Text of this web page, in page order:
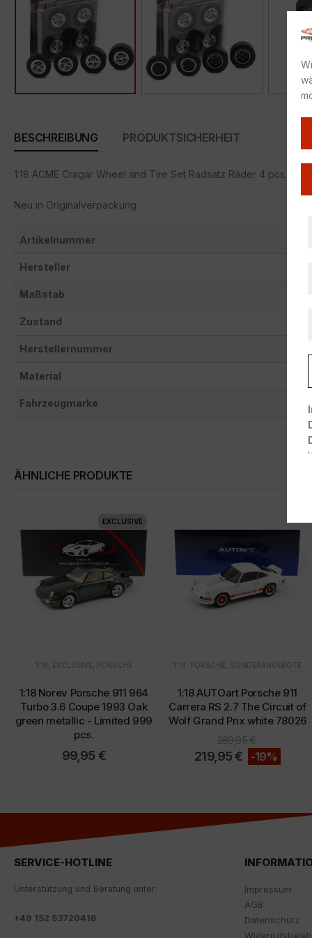
BESCHREIBUNG PRODUKTSICHERHEIT
1:18 ACME Cragar Wheel and Tire Set Radsatz Räder 4 pcs.
Neu in Originalverpackung.
Artikelnummer
Hersteller
Maßstab
Zustand
Herstellernummer
Material
Fahrzeugmarke
ÄHNLICHE PRODUKTE
EXCLUSIVE
1:18 EXCLUSIVE PORSCHE
1:18 Norev Porsche 911 964
Turbo 3.6 Coupe 1993 Oak
green metallic - Limited 999
pcs.
99,95 €
1:18 PORSCHE SONDERANGEBOTE
1:18 AUTOart Porsche 911
Carrera RS 2.7 The Circuit of
Wolf Grand Prix white 78026
269,95€
219,95€ -19%
SERVICE-HOTLINE
Unterstützung und Beratung unter:
+49 152 53720416
Impressum
AGB
Datenschutz